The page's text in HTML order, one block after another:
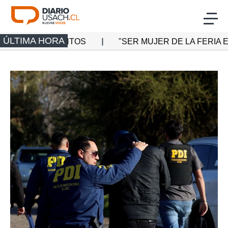
Click acá para ir directamente al contenido
ÚLTIMA HORA"SER MUJER DE LA FERIA ES UN ORGULLO":
Actualidad
Investigación
Cultura
Deporte
Multimedia
Programas Radio Usach
Programas Santiago TV